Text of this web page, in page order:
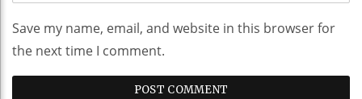
Save my name, email, and website in this browser for
the next time I comment.